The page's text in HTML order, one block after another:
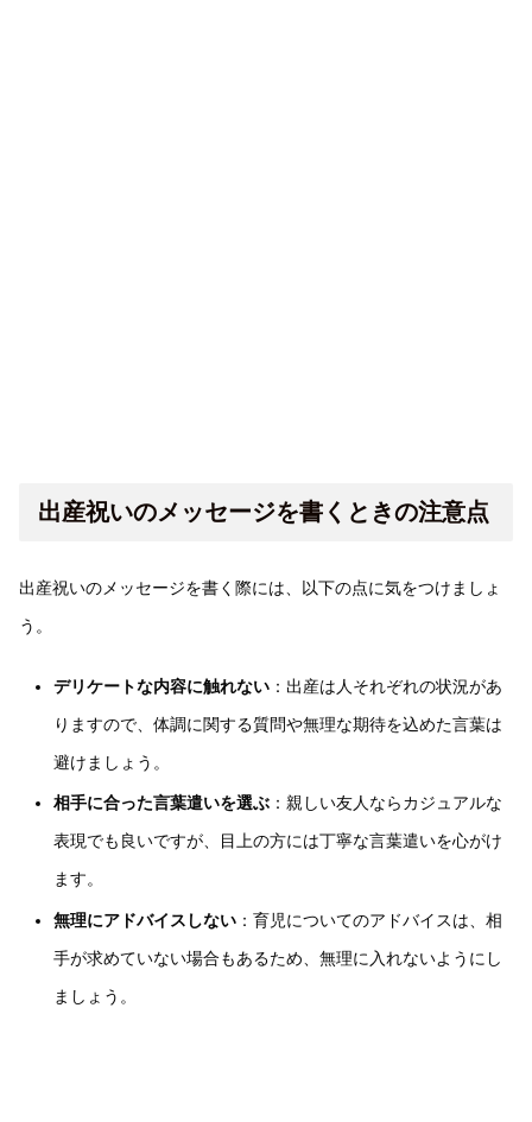
出産祝いのメッセージを書くときの注意点
出産祝いのメッセージを書く際には、以下の点に気をつけましょ
う。
デリケートな内容に触れない：出産は人それぞれの状況があ
りますので、体調に関する質問や無理な期待を込めた言葉は
避けましょう。
相手に合った言葉遣いを選ぶ：親しい友人ならカジュアルな
表現でも良いですが、目上の方には丁寧な言葉遣いを心がけ
ます。
無理にアドバイスしない：育児についてのアドバイスは、相
手が求めていない場合もあるため、無理に入れないようにし
ましょう。